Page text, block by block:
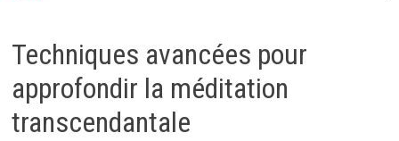
Techniques avancées pour
approfondir la méditation
transcendantale